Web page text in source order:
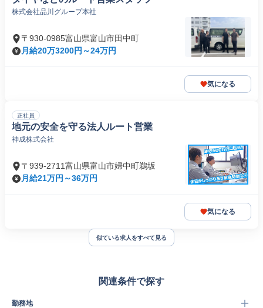
株式会社品川グループ本社
〒930-0985富山県富山市田中町
月給20万3200円～24万円
気になる
正社員
地元の安全を守る法人ルート営業
神成株式会社
〒939-2711富山県富山市婦中町鵜坂
月給21万円～36万円
気になる
似ている求人をすべて見る
関連条件で探す
勤務地